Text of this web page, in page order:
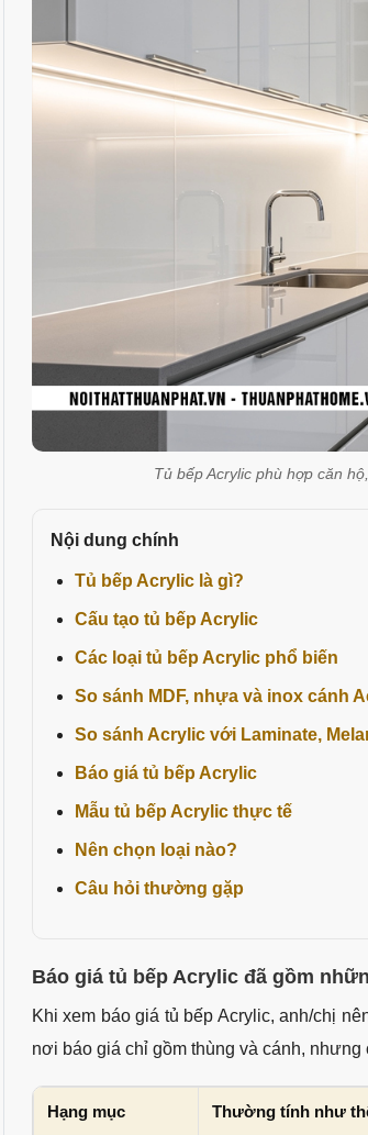
Tủ bếp Acrylic phù hợp căn
Nội dung chính
Tủ bếp Acrylic là gì?
Cấu tạo tủ bếp Acrylic
Các loại tủ bếp Acrylic phổ biến
So sánh MDF, nhựa và inox cánh
So sánh Acrylic với Laminate,
Báo giá tủ bếp Acrylic
Mẫu tủ bếp Acrylic thực tế
Nên chọn loại nào?
Câu hỏi thường gặp
Báo giá tủ bếp Acrylic đã gồm
Khi xem báo giá tủ bếp Acrylic, anh/chị
nơi báo giá chỉ gồm thùng và cánh,
Hạng mục Thường tính như